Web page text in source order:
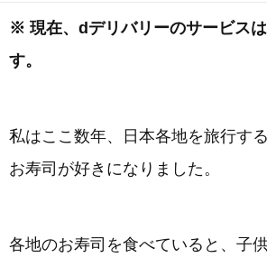
※ 現在、dデリバリーのサービス
す。
私はここ数年、日本各地を旅行す
お寿司が好きになりました。
各地のお寿司を食べていると、子